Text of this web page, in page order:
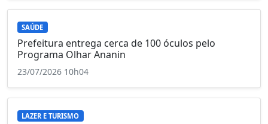
SAÚDE
Prefeitura entrega cerca de 100 óculos pelo
Programa Olhar Ananin
23/07/2026 10h04
LAZER E TURISMO